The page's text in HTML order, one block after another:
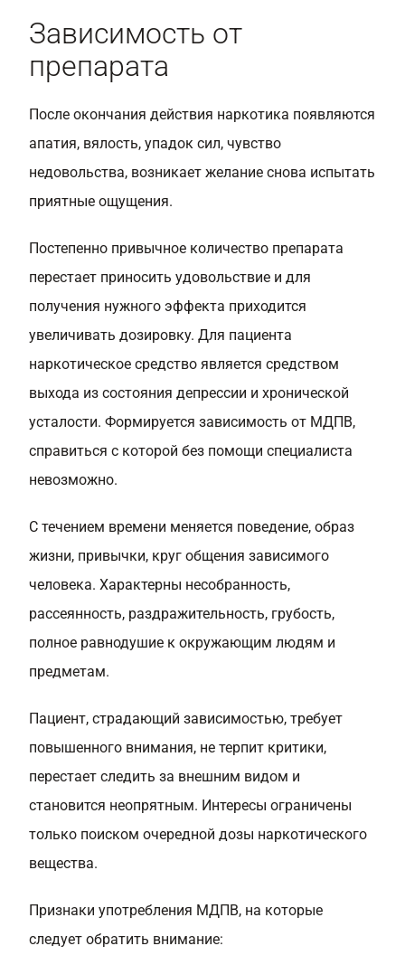
Зависимость от
препарата
После окончания действия наркотика появляются
апатия, вялость, упадок сил, чувство
недовольства, возникает желание снова испытать
приятные ощущения.
Постепенно привычное количество препарата
перестает приносить удовольствие и для
получения нужного эффекта приходится
увеличивать дозировку. Для пациента
наркотическое средство является средством
выхода из состояния депрессии и хронической
усталости. Формируется зависимость от МДПВ,
справиться с которой без помощи специалиста
невозможно.
С течением времени меняется поведение, образ
жизни, привычки, круг общения зависимого
человека. Характерны несобранность,
рассеянность, раздражительность, грубость,
полное равнодушие к окружающим людям и
предметам.
Пациент, страдающий зависимостью, требует
повышенного внимания, не терпит критики,
перестает следить за внешним видом и
становится неопрятным. Интересы ограничены
только поиском очередной дозы наркотического
вещества.
Признаки употребления МДПВ, на которые
следует обратить внимание: